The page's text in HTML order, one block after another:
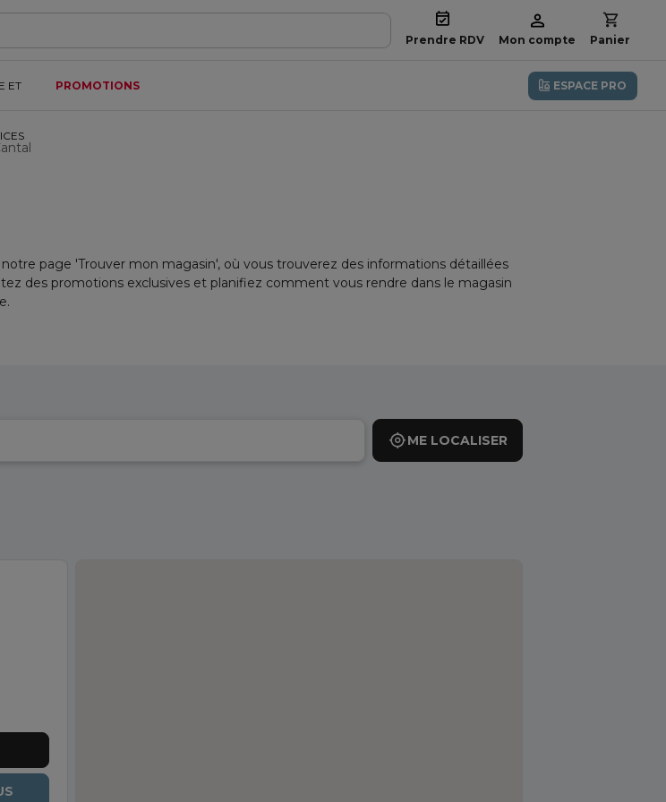
Prendre RDV Mon compte Panier
ET PROMOTIONS ESPACE PRO
page 'Trouver mon magasin', où vous trouverez des informations détaillées
des promotions exclusives et planifiez comment vous rendre dans le magasin
ME LOCALISER